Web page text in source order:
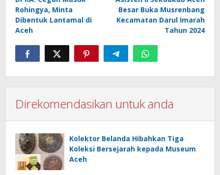
navigation
Rohingya, Minta
Dibentuk Lantamal di
Aceh
Besar Buka Musrenbang
Kecamatan Darul Imarah
Tahun 2024
Direkomendasikan untuk anda
Kolektor Belanda Hibahkan Tiga
Koleksi Bersejarah kepada Museum
Aceh